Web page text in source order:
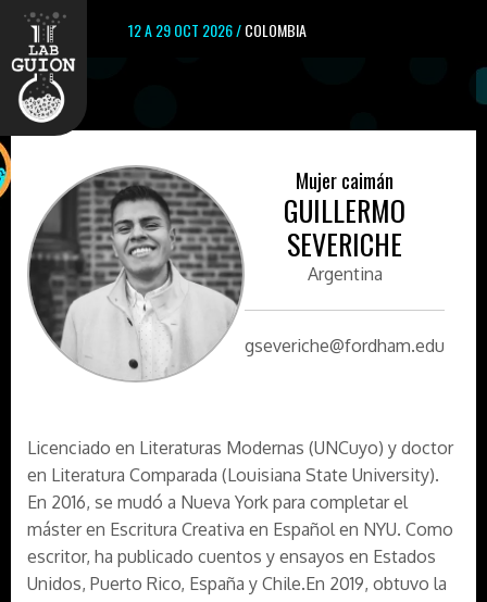
12 A 29 OCT 2026 /COLOMBIA
Mujer caimán
GUILLERMO
SEVERICHE
Argentina
gseveriche@fordham.edu
Licenciado en Literaturas Modernas (UNCuyo) y doctor
en Literatura Comparada (Louisiana State University).
En 2016, se mudó a Nueva York para completar el
máster en Escritura Creativa en Español en NYU. Como
escritor, ha publicado cuentos y ensayos en Estados
Unidos, Puerto Rico, España y Chile.En 2019, obtuvo la